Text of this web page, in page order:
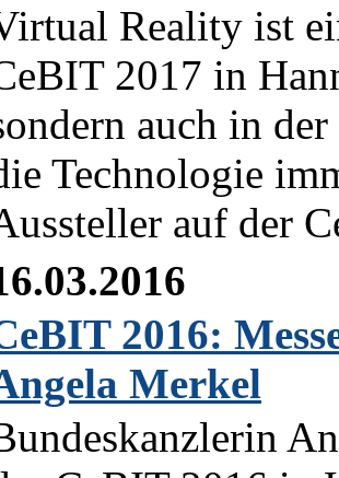
Reality ist
2017 in
auch in
Technologie
auf der
2016:
Merkel